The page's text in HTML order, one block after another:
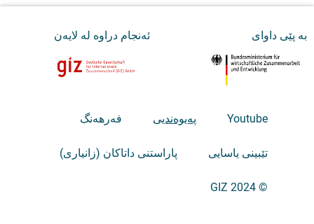
بە پێی داوای ئەنجام دراوە لە لایەن
Youtube پەیوەندیی فەرهەنگ
تێبینی یاسایی پاراستنی داتاکان (زانیاری)
© GIZ 2024